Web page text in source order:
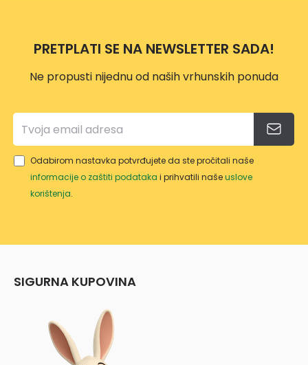
PRETPLATI SE NA NEWSLETTER SADA!
Ne propusti nijednu od naših vrhunskih ponuda
Odabirom nastavka potvrđujete da ste pročitali naše
informacije o zaštiti podataka i prihvatili našeuslove
korištenja.
SIGURNA KUPOVINA